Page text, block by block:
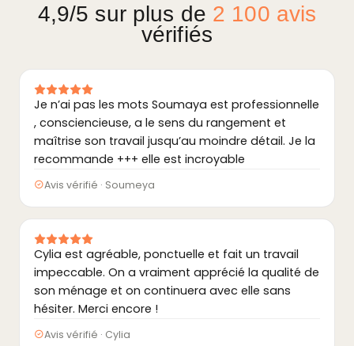
4,9/5 sur plus de 2 100 avis
vérifiés
Je n’ai pas les mots Soumaya est professionnelle
, consciencieuse, a le sens du rangement et
maîtrise son travail jusqu’au moindre détail. Je la
recommande +++ elle est incroyable
Avis vérifié · Soumeya
Cylia est agréable, ponctuelle et fait un travail
impeccable. On a vraiment apprécié la qualité de
son ménage et on continuera avec elle sans
hésiter. Merci encore !
Avis vérifié · Cylia